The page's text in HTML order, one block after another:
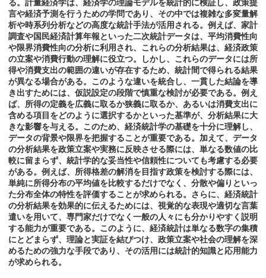
る。計量経済学は、経済学の理論モデルを統計的に検証し、政策提
言や経済予測を行うための学問であり、その中では複雑な多変量解
析や時系列分析などの高度な統計手法が活用される。例えば、家計
調査や国民経済計算年報といった二次統計データは、平均消費性向
や限界消費性向の分析に利用され、これらの分析結果は、経済政策
の立案や消費行動の理解に役立つ。しかし、これらのデータには所
得や消費支出の範囲の違いが存在するため、統計間で得られる結果
が異なる場合がある。このような違いを統合し、一貫した結論を導
き出すためには、仮説設定の段階で慎重な検討が必要である。例え
ば、所得の定義を広義に取るか狭義に取るか、あるいは消費支出に
含める項目をどのように選択するかといった基準が、分析結果に大
きな影響を与える。このため、経済統計学の基礎を十分に理解し、
データの背景や限界を把握することが重要である。加えて、データ
の分析結果を政策立案や実務に反映させる際には、単なる数値の比
較に留まらず、統計学的な妥当性や信頼性についても考慮する必要
がある。例えば、所得格差の解消を目指す政策を検討する際には、
単純に所得分布の平均値を比較するだけでなく、分散や偏りといっ
た分布全体の特性を評価することが求められる。さらに、経済統計
の分析結果を効果的に伝えるためには、視覚的な表現や適切な言葉
遣いを用いて、専門家だけでなく一般の人々にも分かりやすく説明
する能力が重要である。このように、経済統計は単なる数字の集積
にとどまらず、理論と実証を結びつけ、政策立案や社会の理解を深
めるための強力な手段であり、その活用には統計的知識と応用能力
が求められる。